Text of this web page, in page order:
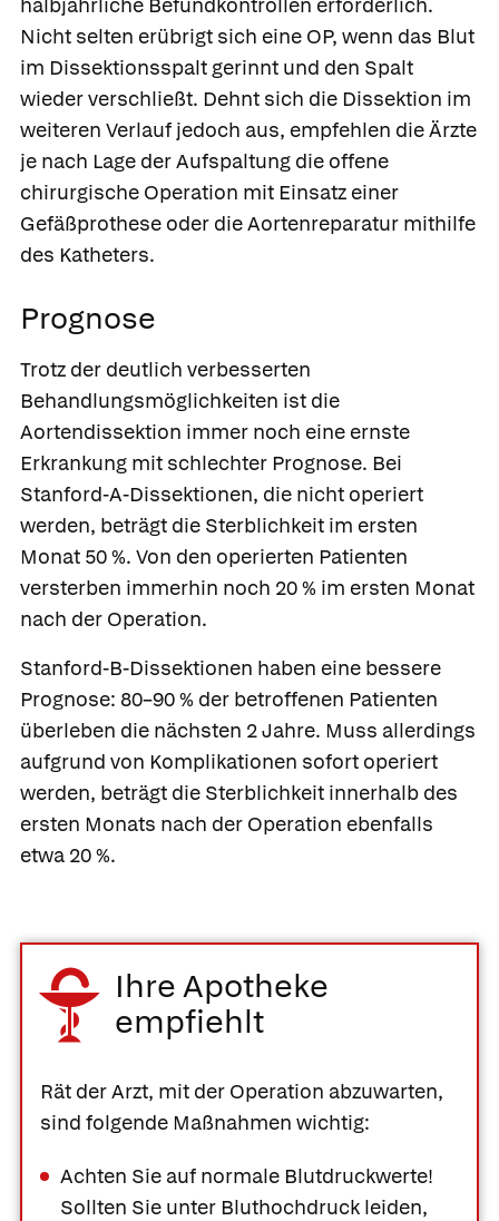
halbjährliche Befundkontrollen erforderlich.
Nicht selten erübrigt sich eine OP, wenn das Blut
im Dissektionsspalt gerinnt und den Spalt
wieder verschließt. Dehnt sich die Dissektion im
weiteren Verlauf jedoch aus, empfehlen die Ärzte
je nach Lage der Aufspaltung die offene
chirurgische Operation mit Einsatz einer
Gefäßprothese oder die Aortenreparatur mithilfe
des Katheters.
Prognose
Trotz der deutlich verbesserten
Behandlungsmöglichkeiten ist die
Aortendissektion immer noch eine ernste
Erkrankung mit schlechter Prognose. Bei
Stanford-A-Dissektionen, die nicht operiert
werden, beträgt die Sterblichkeit im ersten
Monat 50 %. Von den operierten Patienten
versterben immerhin noch 20 % im ersten Monat
nach der Operation.
Stanford-B-Dissektionen haben eine bessere
Prognose: 80–90 % der betroffenen Patienten
überleben die nächsten 2 Jahre. Muss allerdings
aufgrund von Komplikationen sofort operiert
werden, beträgt die Sterblichkeit innerhalb des
ersten Monats nach der Operation ebenfalls
etwa 20 %.
Ihre Apotheke
empfiehlt
Rät der Arzt, mit der Operation abzuwarten,
sind folgende Maßnahmen wichtig:
Achten Sie auf normale Blutdruckwerte!
Sollten Sie unter Bluthochdruck leiden,